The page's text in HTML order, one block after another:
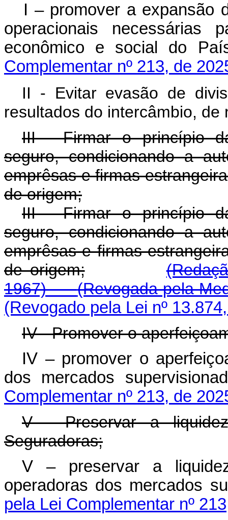
I – promover a expansão
operacionais necessárias
econômico e social
Complementar nº 213, de
II - Evitar evasão de
resultados do intercâmbio,
III - Firmar o princípio
seguro, condicionando a
emprêsas e firmas
de origem;
III - Firmar o princípio
seguro, condicionando a
emprêsas e firmas
de origem;
1967)(Revogada pela
(Revogado pela Lei nº
IV - Promover o
IV – promover o
dos mercados
Complementar nº 213, de
V - Preservar a
Seguradoras;
V – preservar a
operadoras dos
pela Lei Complementar nº